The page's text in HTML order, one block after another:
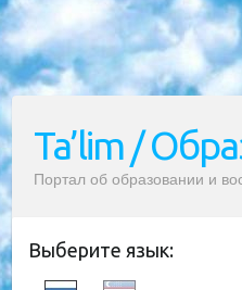
Ta’lim /
Портал об образовании и
Выберите язык: